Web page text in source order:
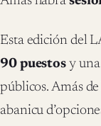
Esta edición del
90 puestos y
públicos. Amás
abanicu